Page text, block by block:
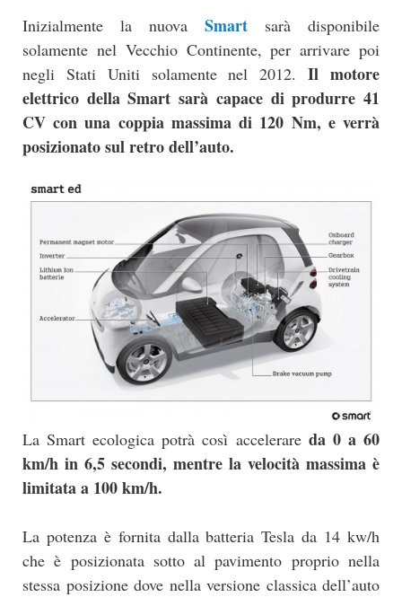
Inizialmente la nuova Smart sarà disponibile
solamente nel Vecchio Continente, per arrivare poi
negli Stati Uniti solamente nel 2012.Il motore
elettrico della Smart sarà capace di produrre 41
CV con una coppia massima di 120 Nm, e verrà
posizionato sul retro dell’auto.
La Smart ecologica potrà così accelerare da 0 a 60
km/h in 6,5 secondi, mentre la velocità massima è
limitata a 100 km/h.
La potenza è fornita dalla batteria Tesla da 14 kw/h
che è posizionata sotto al pavimento proprio nella
stessa posizione dove nella versione classica dell’auto